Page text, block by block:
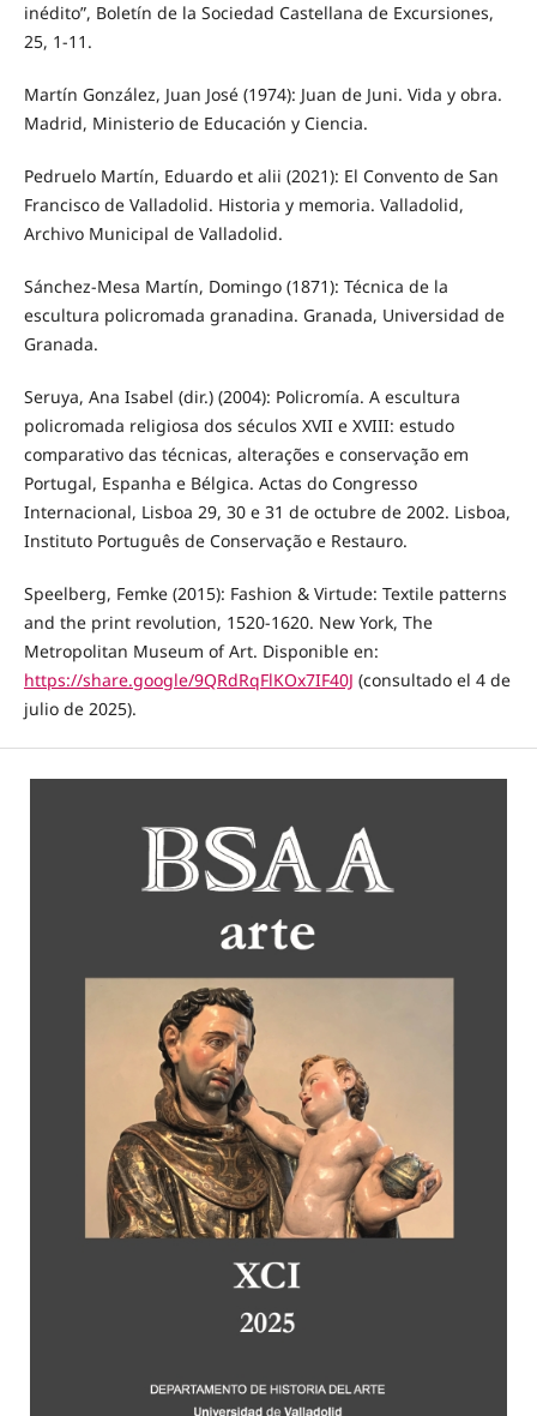
inédito”, Boletín de la Sociedad Castellana de Excursiones,
25, 1-11.
Martín González, Juan José (1974): Juan de Juni. Vida y obra.
Madrid, Ministerio de Educación y Ciencia.
Pedruelo Martín, Eduardo et alii (2021): El Convento de San
Francisco de Valladolid. Historia y memoria. Valladolid,
Archivo Municipal de Valladolid.
Sánchez-Mesa Martín, Domingo (1871): Técnica de la
escultura policromada granadina. Granada, Universidad de
Granada.
Seruya, Ana Isabel (dir.) (2004): Policromía. A escultura
policromada religiosa dos séculos XVII e XVIII: estudo
comparativo das técnicas, alterações e conservação em
Portugal, Espanha e Bélgica. Actas do Congresso
Internacional, Lisboa 29, 30 e 31 de octubre de 2002. Lisboa,
Instituto Português de Conservação e Restauro.
Speelberg, Femke (2015): Fashion & Virtude: Textile patterns
and the print revolution, 1520-1620. New York, The
Metropolitan Museum of Art. Disponible en:
https://share.google/9QRdRqFlKOx7IF40J (consultado el 4 de
julio de 2025).